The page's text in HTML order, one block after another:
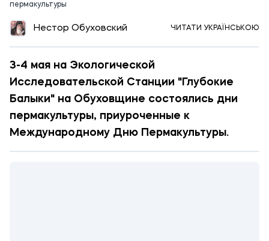
пермакультуры
Нестор Обуховский ЧИТАТИ УКРАЇНСЬКОЮ
3-4 мая на Экологической
Исследовательской Станции "Глубокие
Балыки" на Обуховщине состоялись дни
пермакультуры, приуроченные к
Международному Дню Пермакультуры.